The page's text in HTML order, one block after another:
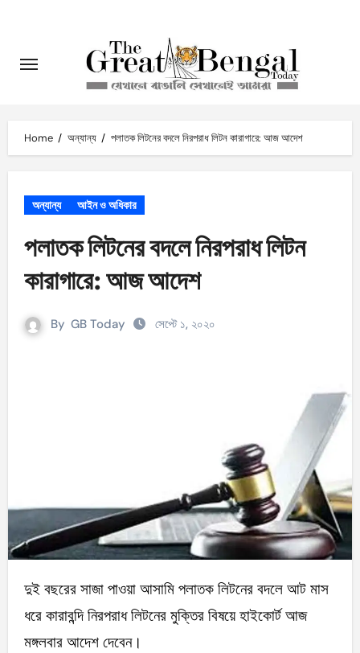
content
Home অন্যান্য পলাতক লিটনের বদলে নিরপরাধ লিটন কারাগারে: আজ আদেশ
অন্যান্য আইন ও অধিকার
পলাতক লিটনের বদলে নিরপরাধ লিটন
কারাগারে: আজ আদেশ
By GB Today সেপ্টে ১, ২০২০
দুই বছরের সাজা পাওয়া আসামি পলাতক লিটনের বদলে আট মাস
ধরে কারাবন্দি নিরপরাধ লিটনের মুক্তির বিষয়ে হাইকোর্ট আজ
মঙ্গলবার আদেশ দেবেন।